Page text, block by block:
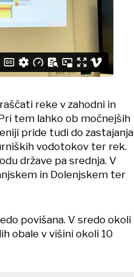
reke v zahodni in
tem lahko ob močnejših
pride tudi do zastajanja
vodotokov ter rek.
države pa srednja. V
in Dolenjskem ter
povišana. V sredo okoli
obale v višini okoli 10